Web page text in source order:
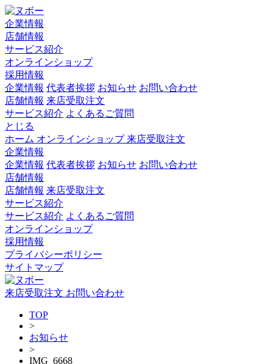
企業情報
店舗情報
サービス紹介
オンラインショップ
採用情報
企業情報 代表者挨拶 お知らせ お問い合わせ
店舗情報 来店受取注文
サービス紹介 よくあるご質問
とじる
ホーム オンラインショップ来店受取注文
企業情報
企業情報 代表者挨拶 お知らせ お問い合わせ
店舗情報
店舗情報 来店受取注文
サービス紹介
サービス紹介 よくあるご質問
オンラインショップ
採用情報
プライバシーポリシー
サイトマップ
来店受取注文 お問い合わせ
TOP
>
お知らせ
>
IMG_6668